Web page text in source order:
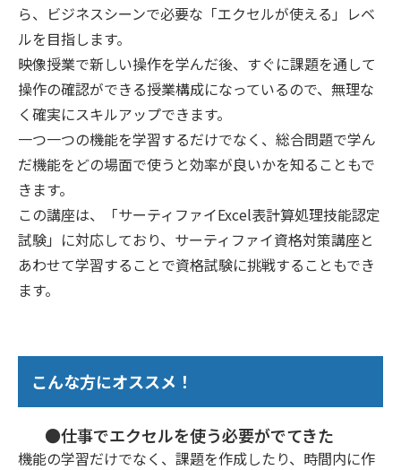
ら、ビジネスシーンで必要な「エクセルが使える」レベ
ルを目指します。
映像授業で新しい操作を学んだ後、すぐに課題を通して
操作の確認ができる授業構成になっているので、無理な
く確実にスキルアップできます。
一つ一つの機能を学習するだけでなく、総合問題で学ん
だ機能をどの場面で使うと効率が良いかを知ることもで
きます。
この講座は、「サーティファイExcel表計算処理技能認定
試験」に対応しており、サーティファイ資格対策講座と
あわせて学習することで資格試験に挑戦することもでき
ます。
こんな方にオススメ！
●仕事でエクセルを使う必要がでてきた
機能の学習だけでなく、課題を作成したり、時間内に作